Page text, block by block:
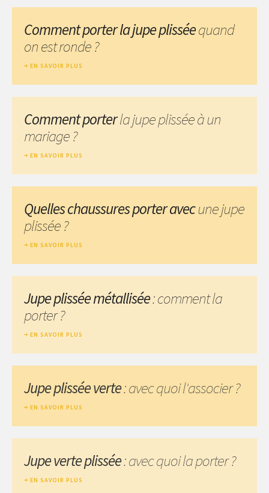
Comment porter la jupe plisséequand
on est ronde ?
EN SAVOIR PLUS
Comment porterla jupe plissée à un
mariage ?
EN SAVOIR PLUS
Quelles chaussures porter avecune jupe
plissée ?
EN SAVOIR PLUS
Jupe plissée métallisée: comment la
porter ?
EN SAVOIR PLUS
Jupe plissée verte: avec quoi l'associer ?
EN SAVOIR PLUS
Jupe verte plissée: avec quoi la porter ?
EN SAVOIR PLUS